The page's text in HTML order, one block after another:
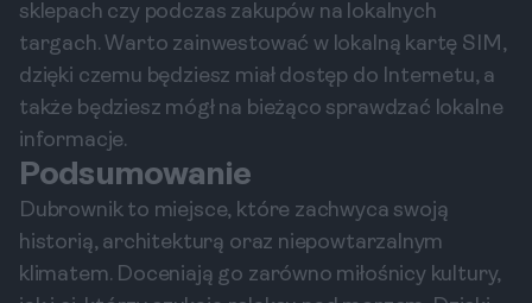
sklepach czy podczas zakupów na lokalnych
targach. Warto zainwestować w lokalną kartę SIM,
dzięki czemu będziesz miał dostęp do Internetu, a
także będziesz mógł na bieżąco sprawdzać lokalne
informacje.
Podsumowanie
Dubrownik to miejsce, które zachwyca swoją
historią, architekturą oraz niepowtarzalnym
klimatem. Doceniają go zarówno miłośnicy kultury,